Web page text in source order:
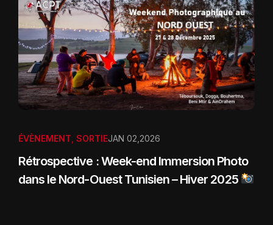
ÉVÈNEMENT SORTIEJAN 02,2026
Rétrospective : Week-end Immersion Photo
dans le Nord-Ouest Tunisien – Hiver 2025